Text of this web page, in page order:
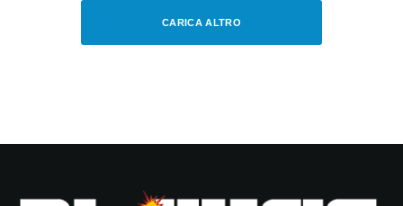
CARICA ALTRO